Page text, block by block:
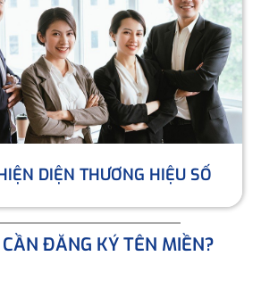
DIỆN THƯƠNG HIỆU SỐ
ĐĂNG KÝ TÊN MIỀN?